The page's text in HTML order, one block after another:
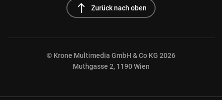
north Zurück nach oben
© Krone Multimedia GmbH & Co KG 2026
Muthgasse 2, 1190 Wien